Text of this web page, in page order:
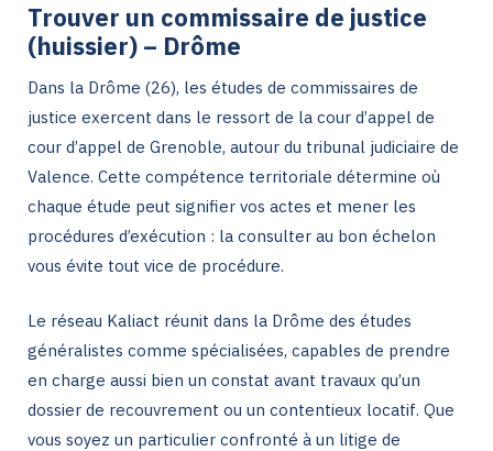
Trouver un commissaire de justice
(huissier) – Drôme
Dans la Drôme (26), les études de commissaires de
justice exercent dans le ressort de la cour d’appel de
cour d’appel de Grenoble, autour du tribunal judiciaire de
Valence. Cette compétence territoriale détermine où
chaque étude peut signifier vos actes et mener les
procédures d’exécution : la consulter au bon échelon
vous évite tout vice de procédure.
Le réseau Kaliact réunit dans la Drôme des études
généralistes comme spécialisées, capables de prendre
en charge aussi bien un constat avant travaux qu’un
dossier de recouvrement ou un contentieux locatif. Que
vous soyez un particulier confronté à un litige de